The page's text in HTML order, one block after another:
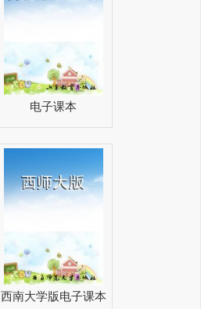
电子课本
西南大学版电子课本